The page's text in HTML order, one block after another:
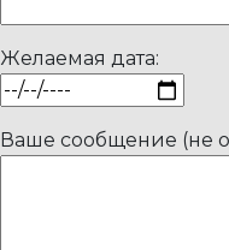
Желаемая дата:
Ваше сообщение (не